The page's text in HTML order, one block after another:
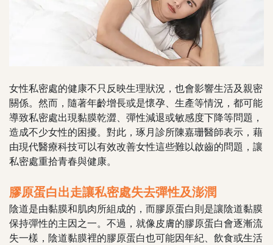
女性私密處的健康不只反映生理狀況，也會影響生活及親密
關係。然而，隨著年齡增長或是懷孕、生產等情況，都可能
導致私密處出現黏膜乾澀、彈性減退或敏感度下降等問題，
造成不少女性的困擾。對此，琢月診所陳嘉珊醫師表示，藉
由現代醫療科技可以有效改善女性這些難以啟齒的問題，讓
私密處重拾青春與健康。
膠原蛋白出走讓私密處失去彈性及澎潤
陰道是由黏膜和肌肉所組成的，而膠原蛋白則是讓陰道黏膜
保持彈性的主因之一。不過，就像皮膚的膠原蛋白會逐漸流
失一樣，陰道黏膜裡的膠原蛋白也可能因年紀、飲食或生活